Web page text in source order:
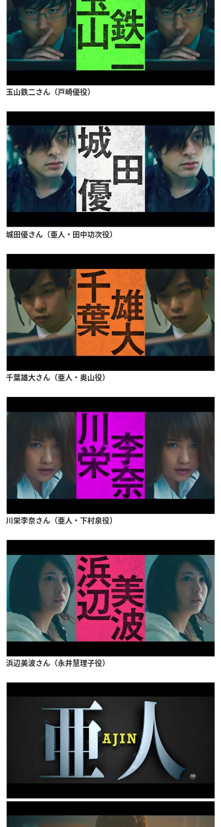
玉山鉄二さん（戸崎優役）
城田優さん（亜人・田中功次役）
千葉雄大さん（亜人・奥山役）
川栄李奈さん（ 亜人・下村泉役）
浜辺美波さん（永井慧理子役）